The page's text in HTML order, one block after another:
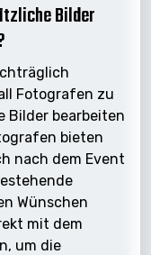
Bilder
Fotografen zu
Bilder bearbeiten
bieten
nach dem Event
Wünschen
mit dem
um die